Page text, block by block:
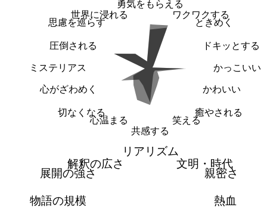
勇気をもらえる
ワクワクする
ときめく
ドキッとする
かっこいい
かわいい
癒やされる
笑える
共感する
心温まる
切なくなる
心がざわめく
ミステリアス
圧倒される
思慮を巡らす
世界に浸れる
リアリズム
文明・時代
親密さ
熱血
物語の規模
展開の強さ
解釈の広さ